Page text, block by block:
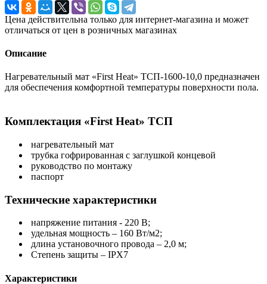
Цена действительна только для интернет-магазина и может
отличаться от цен в розничных магазинах
Описание
Нагревательный мат «First Heat» ТСП-1600-10,0 предназначен
для обеспечения комфортной температуры поверхности пола.
Комплектация «First Heat» ТСП
нагревательный мат
трубка гофрированная с заглушкой концевой
руководство по монтажу
паспорт
Технические характеристики
напряжение питания - 220 В;
удельная мощность – 160 Вт/м2;
длина установочного провода – 2,0 м;
Степень защиты – IPX7
Характеристики